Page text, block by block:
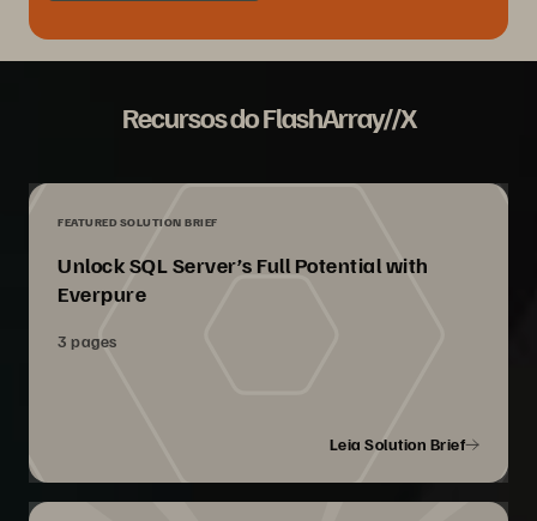
Recursos do FlashArray//X
FEATURED SOLUTION BRIEF
Unlock SQL Server’s Full Potential with
Everpure
3 pages
Leia Solution Brief